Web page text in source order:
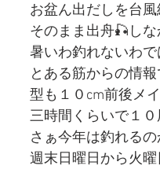
お盆ん出だしを台
そのまま出舟🎣し
暑いわ釣れないわ
とある筋からの情
型も１０cm前後メ
三時間くらいで１
さぁ今年は釣れる
週末日曜日から火